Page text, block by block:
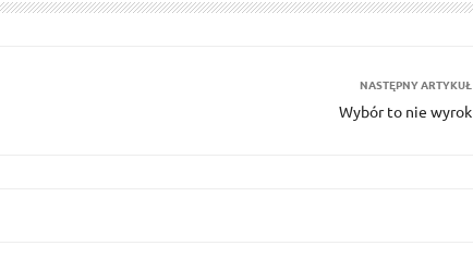
NASTĘPNY ARTYKUŁ
Wybór to nie wyrok